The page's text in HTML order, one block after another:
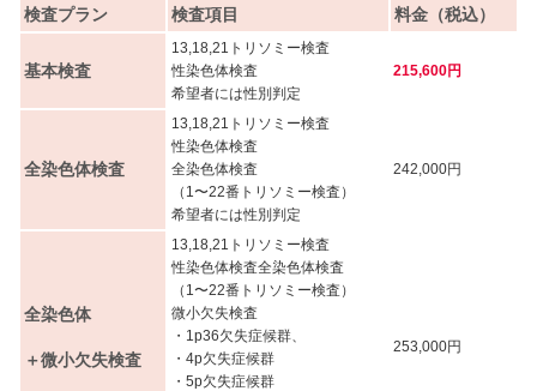
検査プラン 検査項目 料金（税込）
基本検査
13,18,21トリソミー検査
性染色体検査
希望者には性別判定
215,600円
全染色体検査
13,18,21トリソミー検査
性染色体検査
全染色体検査
（1〜22番トリソミー検査）
希望者には性別判定
242,000円
全染色体
＋微小欠失検査
13,18,21トリソミー検査
性染色体検査全染色体検査
（1〜22番トリソミー検査）
微小欠失検査
・1p36欠失症候群、
・4p欠失症候群
・5p欠失症候群
253,000円